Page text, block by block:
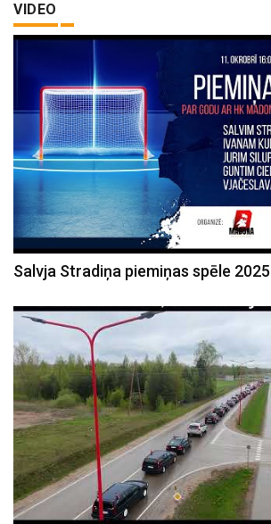
VIDEO
Salvja Stradiņa piemiņas spēle 2025